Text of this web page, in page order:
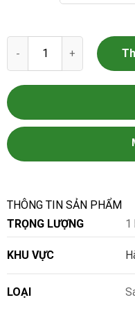
Sa Nhân số lượng
THÔNG TIN SẢN PHẨM
TRỌNG LƯỢNG
1
KHU VỰC
LOẠI